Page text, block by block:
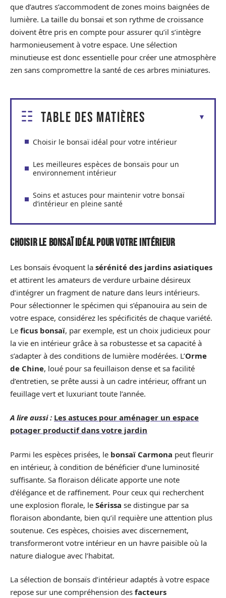
que d’autres s’accommodent de zones moins baignées de
lumière. La taille du bonsaï et son rythme de croissance
doivent être pris en compte pour assurer qu’il s’intègre
harmonieusement à votre espace. Une sélection
minutieuse est donc essentielle pour créer une atmosphère
zen sans compromettre la santé de ces arbres miniatures.
Table des matières
Choisir le bonsaï idéal pour votre intérieur
Les meilleures espèces de bonsaïs pour un
environnement intérieur
Soins et astuces pour maintenir votre bonsaï
d’intérieur en pleine santé
Choisir le bonsaï idéal pour votre intérieur
Les bonsaïs évoquent la sérénité des jardins asiatiques
et attirent les amateurs de verdure urbaine désireux
d’intégrer un fragment de nature dans leurs intérieurs.
Pour sélectionner le spécimen qui s’épanouira au sein de
votre espace, considérez les spécificités de chaque variété.
Le ficus bonsaï, par exemple, est un choix judicieux pour
la vie en intérieur grâce à sa robustesse et sa capacité à
s’adapter à des conditions de lumière modérées. L’Orme
de Chine, loué pour sa feuillaison dense et sa facilité
d’entretien, se prête aussi à un cadre intérieur, offrant un
feuillage vert et luxuriant toute l’année.
A lire aussi : Les astuces pour aménager un espace
potager productif dans votre jardin
Parmi les espèces prisées, le bonsaï Carmona peut fleurir
en intérieur, à condition de bénéficier d’une luminosité
suffisante. Sa floraison délicate apporte une note
d’élégance et de raffinement. Pour ceux qui recherchent
une explosion florale, le Sérissa se distingue par sa
floraison abondante, bien qu’il requière une attention plus
soutenue. Ces espèces, choisies avec discernement,
transformeront votre intérieur en un havre paisible où la
nature dialogue avec l’habitat.
La sélection de bonsaïs d’intérieur adaptés à votre espace
repose sur une compréhension des facteurs